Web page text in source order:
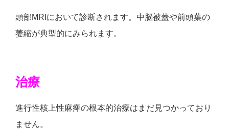
頭部MRIにおいて診断されます。中脳被蓋や前頭葉の
萎縮が典型的にみられます。
治療
進行性核上性麻痺の根本的治療はまだ見つかっており
ません。